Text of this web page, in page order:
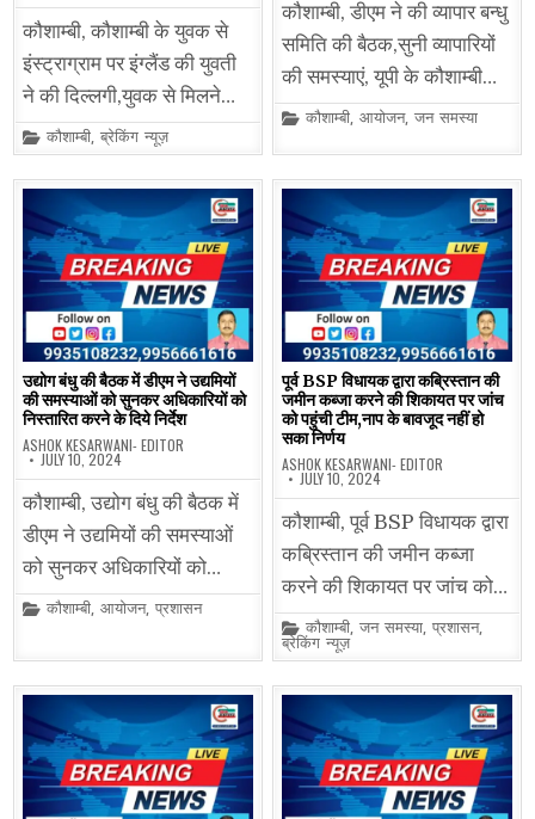
कौशाम्बी, कौशाम्बी के युवक से
इंस्ट्राग्राम पर इंग्लैंड की युवती
ने की दिल्लगी,युवक से मिलने…
Posted
in
कौशाम्बी,ब्रेकिंग न्यूज़
कौशाम्बी, डीएम ने की व्यापार बन्धु
समिति की बैठक,सुनी व्यापारियों
की समस्याएं, यूपी के कौशाम्बी…
Posted
कौशाम्बी,आयोजन,जन समस्या
उद्योग बंधु की बैठक में डीएम ने उद्यमियों
की समस्याओं को सुनकर अधिकारियों को
निस्तारित करने के दिये निर्देश
ASHOK KESARWANI- EDITOR
JULY 10, 2024
कौशाम्बी, उद्योग बंधु की बैठक में
डीएम ने उद्यमियों की समस्याओं
को सुनकर अधिकारियों को…
Posted
कौशाम्बी,आयोजन,प्रशासन
पूर्व BSP विधायक द्वारा कब्रिस्तान की
जमीन कब्जा करने की शिकायत पर जांच
को पहुंची टीम,नाप के बावजूद नहीं हो
सका निर्णय
ASHOK KESARWANI- EDITOR
JULY 10, 2024
कौशाम्बी, पूर्व BSP विधायक द्वारा
कब्रिस्तान की जमीन कब्जा
करने की शिकायत पर जांच को…
Posted
in
कौशाम्बी,जन समस्या,प्रशासन,
ब्रेकिंग न्यूज़